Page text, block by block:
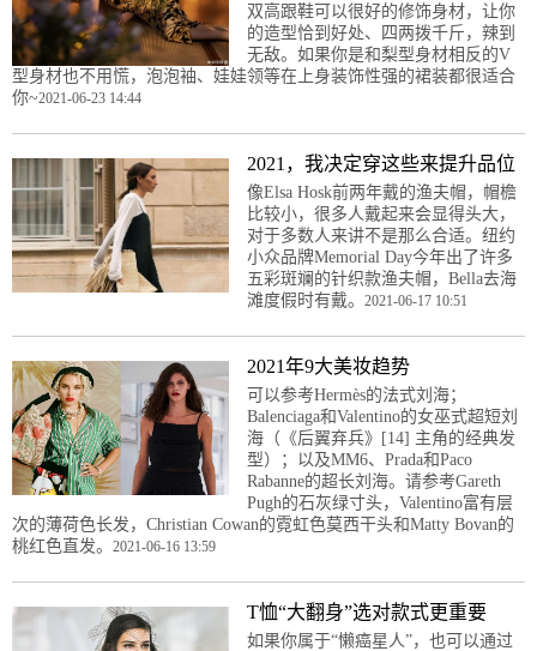
双高跟鞋可以很好的修饰身材，让你
的造型恰到好处、四两拨千斤，辣到
无敌。如果你是和梨型身材相反的V
型身材也不用慌，泡泡袖、娃娃领等在上身装饰性强的裙装都很适合
你~2021-06-23 14:44
2021，我决定穿这些来提升品位
像Elsa Hosk前两年戴的渔夫帽，帽檐
比较小，很多人戴起来会显得头大，
对于多数人来讲不是那么合适。纽约
小众品牌Memorial Day今年出了许多
五彩斑斓的针织款渔夫帽，Bella去海
滩度假时有戴。 2021-06-17 10:51
2021年9大美妆趋势
可以参考Hermès的法式刘海；
Balenciaga和Valentino的女巫式超短刘
海（《后翼弃兵》[14] 主角的经典发
型）；以及MM6、Prada和Paco
Rabanne的超长刘海。请参考Gareth
Pugh的石灰绿寸头，Valentino富有层
次的薄荷色长发，Christian Cowan的霓虹色莫西干头和Matty Bovan的
桃红色直发。 2021-06-16 13:59
T恤“大翻身”选对款式更重要
如果你属于“懒癌星人”，也可以通过